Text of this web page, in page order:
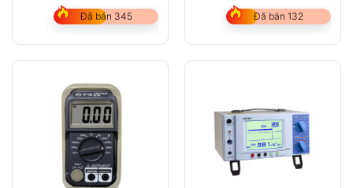
Đã bán 345 Đã bán 132